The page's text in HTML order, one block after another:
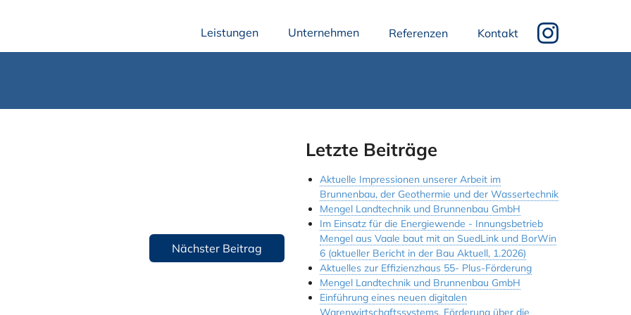
Leistungen Unternehmen Referenzen Kontakt
Nächster Beitrag
Letzte Beiträge
Aktuelle Impressionen unserer Arbeit im
Brunnenbau, der Geothermie und der Wassertechnik
Mengel Landtechnik und Brunnenbau GmbH
Im Einsatz für die Energiewende - Innungsbetrieb
Mengel aus Vaale baut mit an SuedLink und BorWin
6 (aktueller Bericht in der Bau Aktuell, 1.2026)
Aktuelles zur Effizienzhaus 55- Plus-Förderung
Mengel Landtechnik und Brunnenbau GmbH
Einführung eines neuen digitalen
Warenwirtschaftssystems, Förderung über die